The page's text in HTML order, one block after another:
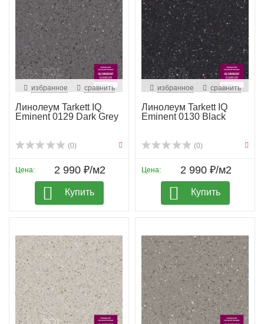
избранное сравнить
Линолеум Tarkett IQ
Eminent 0129 Dark Grey
(0)
Цена: 2 990 ₽/м2
Купить
избранное сравнить
Линолеум Tarkett IQ
Eminent 0130 Black
(0)
Цена: 2 990 ₽/м2
Купить